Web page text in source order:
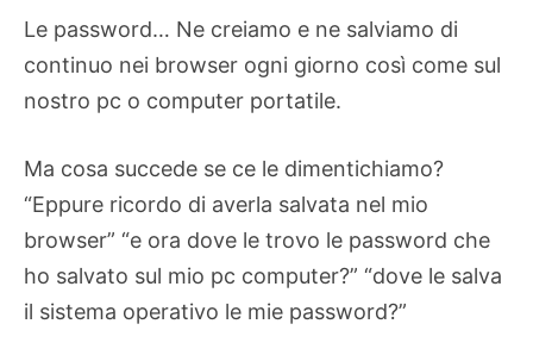
Le password… Ne creiamo e ne salviamo di
continuo nei browser ogni giorno così come sul
nostro pc o computer portatile.
Ma cosa succede se ce le dimentichiamo?
“Eppure ricordo di averla salvata nel mio
browser” “e ora dove le trovo le password che
ho salvato sul mio pc computer?” “dove le salva
il sistema operativo le mie password?”